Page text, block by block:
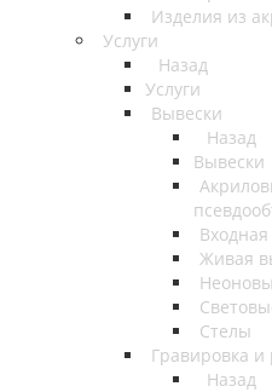
Изделия из
Услуги
Назад
Услуги
Вывески
Назад
Вывески
Живая
Стелы
Гравировка и
Назад